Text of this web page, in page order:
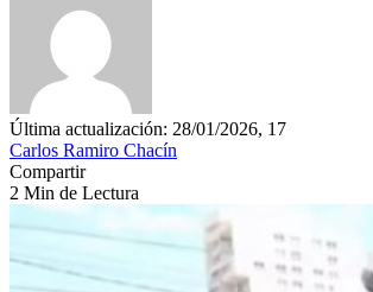
Última actualización: 28/01/2026, 17
Carlos Ramiro Chacín
Compartir
2 Min de Lectura